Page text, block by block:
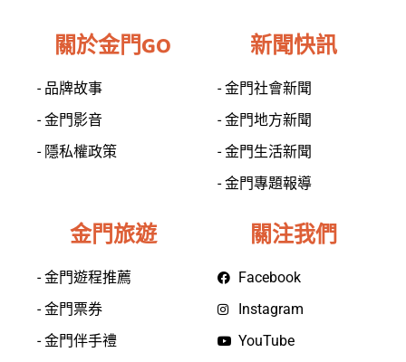
關於金門GO
- 品牌故事
- 金門影音
- 隱私權政策
新聞快訊
- 金門社會新聞
- 金門地方新聞
- 金門生活新聞
- 金門專題報導
金門旅遊
- 金門遊程推薦
- 金門票券
- 金門伴手禮
關注我們
Facebook
Instagram
YouTube